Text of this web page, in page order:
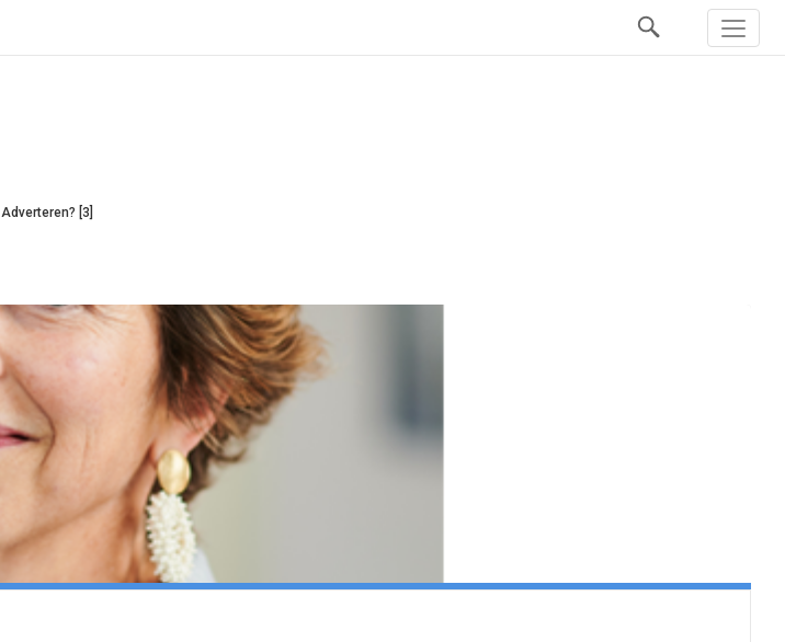
Adverteren? [3]